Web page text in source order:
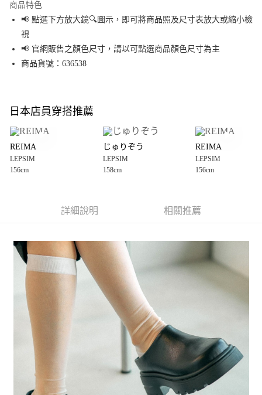
Apple Pay
街口支付
悠遊付
全盈+PAY
大哥付你分期
1.本服務由台灣大哥大提供，台灣大哥大用戶可立即使用無須另外申請。
2.付款方式選擇「大哥付你分期」，訂單成立後會自動跳轉到大哥付的交易
3.實際核准額度、可分期數及費用金額請依後續交易確認頁面所載為準。
4.訂單成立30分鐘內，如未前往確認交易或遇審核未通過，訂單將自動取
【繳款方式說明】
1.分期款項不併入電信帳單，「大哥付你分期」於每月結算日後寄送繳費提
醒簡訊。
2.透過簡訊連結打開帳單後，可選擇「超商條碼／台灣大直營門市／銀行轉
帳／街口支付／iPASS MONEY」等通路繳費。
【注意事項】
1.本服務係由「台灣大哥大股份有限公司」（以下簡稱本公司）所提供，讓
用戶於交易時，得透過本服務購買商品或服務，並由商店將買賣／分期付款
買賣價金債權讓與本公司後，依約使用本公司帳單繳交帳款。
2.基於同意付款使用「大哥付你分期」之契約關係目的，商店將以您的個人
資料（包含姓名、電話或地址）提供予台灣大哥大進項蒐集、處理及利用，
由本公司與您本人進行分期帳單所需資料之確認、核對及更正。
https://oppay.tw/userRule
AFTEE先享後付
３．安心：先確認商品／服務後，再付款。
【「AFTEE先享後付」結帳流程】
１．於結帳方式選擇「AFTEE先享後付」後，將跳轉至「AFTEE先享後付」
結帳頁面，進行簡訊認證並確認金額後，即可完成結帳。
２．訂單成立數日內，您將收到繳費通知簡訊。
３．收到繳費通知簡訊後14天內，點擊此簡訊中的連結，可透過四大超商／
ATM／網路銀行／等多元方式進行付款，方視為交易完成。
※ 請注意：結帳手續完成當下不需立刻繳費，但若您需要取消訂單，請聯絡
購買商品的店家。未經商家同意取消之訂單仍視為有效，需透過AFTEE先享
後付繳納相關費用。
※ 交易是否成功請以「AFTEE先享後付 」之結帳頁面顯示為準，若有關於
是否繳費成功／繳費後需取消欲退款等相關疑問，請聯繫「AFTEE先享後付
客戶支援中心」
https://netprotections.freshdesk.com/support/home
每筆NT$80，滿NT$1,500(含以上)免運費
付款後 全家取貨
每筆NT$80，滿NT$1,500(含以上)免運費
7-11 取貨付款
每筆NT$80，滿NT$1,500(含以上)免運費
付款後 7-11取貨
每筆NT$80，滿NT$1,500(含以上)免運費
每筆NT$80，滿NT$1,500(含以上)免運費
商品特色
📢 點選下方放大鏡🔍圖示，即可將商品照及尺寸表放大或縮小檢
視
📢 官網販售之顏色尺寸，請以可點選商品顏色尺寸為主
商品貨號：636538
日本店員穿搭推薦
REIMA
LEPSIM
156cm
じゅりぞう
LEPSIM
158cm
REIMA
LEPSIM
156cm
詳細說明 相關推薦